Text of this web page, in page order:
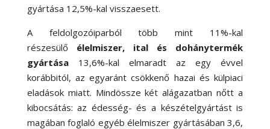
gyártása 12,5%-kal visszaesett.
A feldolgozóiparból több mint 11%-kal
részesülő
élelmiszer, ital és dohánytermék
gyártása
13,6%-kal elmaradt az egy évvel
korábbitól, az egyaránt csökkenő hazai és külpiaci
eladások miatt. Mindössze két alágazatban nőtt a
kibocsátás: az édesség- és a készételgyártást is
magában foglaló egyéb élelmiszer gyártásában 3,6,